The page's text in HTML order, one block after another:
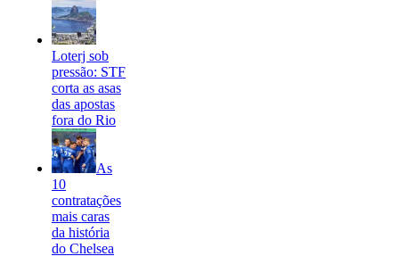
Loterj sob
pressão: STF
corta as asas
das apostas
fora do Rio
As
10
contratações
mais caras
da história
do Chelsea